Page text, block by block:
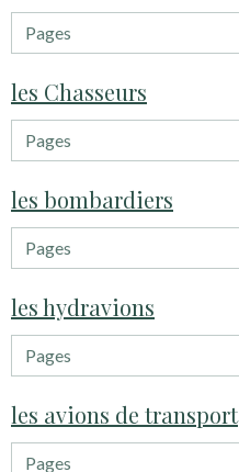
les Chasseurs
les bombardiers
les hydravions
les avions de transport